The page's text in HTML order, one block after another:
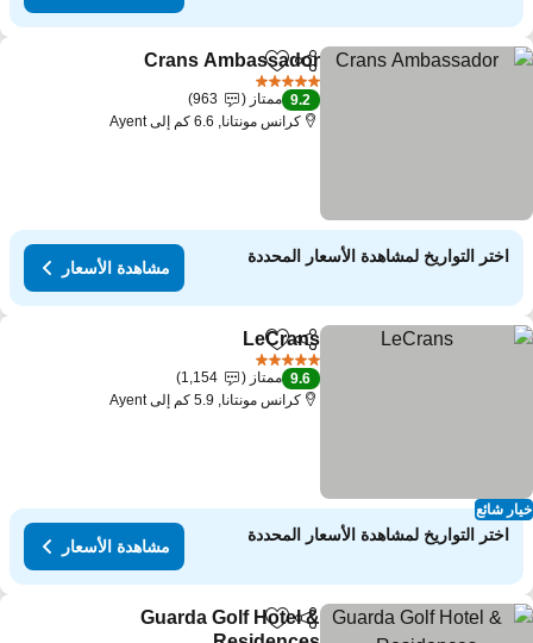
مشاركةAdd to favorites
Crans Ambassador
9.2 ممتاز
963
كرانس مونتانا, 6.6 كم إلى Ayent
اختر التواريخ لمشاهدة الأسعار المحددة
مشاهدة الأسعار
شائع
مشاركةAdd to favorites
LeCrans
9.6 ممتاز
1,154
كرانس مونتانا, 5.9 كم إلى Ayent
اختر التواريخ لمشاهدة الأسعار المحددة
مشاهدة الأسعار
مشاركةAdd to favorites
Guarda Golf Hotel &